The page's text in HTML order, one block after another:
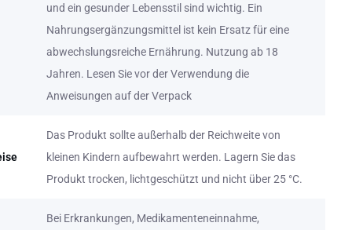
und ein gesunder Lebensstil sind wichtig. Ein
Nahrungsergänzungsmittel ist kein Ersatz für eine
abwechslungsreiche Ernährung. Nutzung ab 18
Jahren. Lesen Sie vor der Verwendung die
Anweisungen auf der Verpack
Das Produkt sollte außerhalb der Reichweite von
kleinen Kindern aufbewahrt werden. Lagern Sie das
Produkt trocken, lichtgeschützt und nicht über 25 °C.
Bei Erkrankungen, Medikamenteneinnahme,